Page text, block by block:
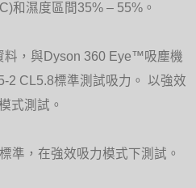
和濕度區間35% – 55%。
料，與Dyson 360 Eye™吸塵機
2 CL5.8標準測試吸力。 以強效
式測試。
準，在強效吸力模式下測試。